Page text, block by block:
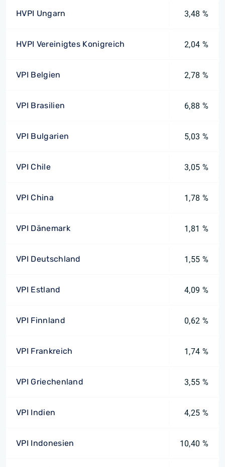
HVPI Ungarn 3,48 %
HVPI Vereinigtes Konigreich 2,04 %
VPI Belgien 2,78 %
VPI Brasilien 6,88 %
VPI Bulgarien 5,03 %
VPI Chile 3,05 %
VPI China 1,78 %
VPI Dänemark 1,81 %
VPI Deutschland 1,55 %
VPI Estland 4,09 %
VPI Finnland 0,62 %
VPI Frankreich 1,74 %
VPI Griechenland 3,55 %
VPI Indien 4,25 %
VPI Indonesien 10,40 %